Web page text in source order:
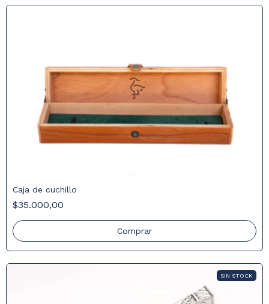
Caja de cuchillo
$35.000,00
SIN STOCK